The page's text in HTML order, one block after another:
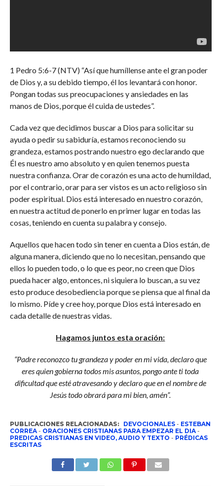
1 Pedro 5:6-7 (NTV) “Así que humíllense ante el gran poder
de Dios y, a su debido tiempo, él los levantará con honor.
Pongan todas sus preocupaciones y ansiedades en las
manos de Dios, porque él cuida de ustedes”.
Cada vez que decidimos buscar a Dios para solicitar su
ayuda o pedir su sabiduría, estamos reconociendo su
grandeza, estamos postrando nuestro ego declarando que
Él es nuestro amo absoluto y en quien tenemos puesta
nuestra confianza. Orar de corazón es una acto de humildad,
por el contrario, orar para ser vistos es un acto religioso sin
poder espiritual. Dios está interesado en nuestro corazón,
en nuestra actitud de ponerlo en primer lugar en todas las
cosas, teniendo en cuenta su palabra y consejo.
Aquellos que hacen todo sin tener en cuenta a Dios están, de
alguna manera, diciendo que no lo necesitan, pensando que
ellos lo pueden todo, o lo que es peor, no creen que Dios
pueda hacer algo, entonces, ni siquiera lo buscan, a su vez
esto produce desobediencia porque se piensa que al final da
lo mismo. Píde y cree hoy, porque Dios está interesado en
cada detalle de nuestras vidas.
Hagamos juntos esta oración:
“Padre reconozco tu grandeza y poder en mi vida, declaro que
eres quien gobierna todos mis asuntos, pongo ante ti toda
dificultad que esté atravesando y declaro que en el nombre de
Jesús todo obrará para mi bien, amén”.
PUBLICACIONES RELACIONADAS: DEVOCIONALES- ESTEBAN
CORREA- ORACIONES CRISTIANAS PARA EMPEZAR EL DIA-
PREDICAS CRISTIANAS EN VIDEO, AUDIO Y TEXTO - PRÉDICAS
ESCRITAS